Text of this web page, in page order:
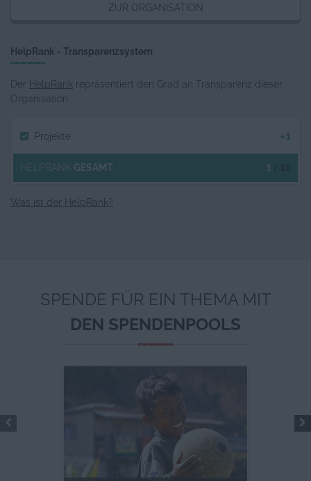
ZUR ORGANISATION
HelpRank - Transparenzsystem
Der HelpRank repräsentiert den Grad an Transparenz dieser
Organisation.
Projekte +1
HELPRANK GESAMT 1
Was ist der HelpRank?
SPENDE FÜR EIN THEMA MIT
DEN SPENDENPOOLS